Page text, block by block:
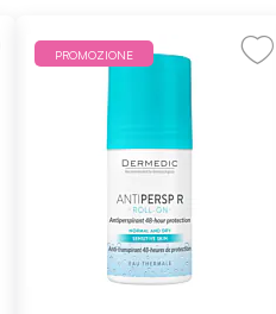
PROMOZIONE